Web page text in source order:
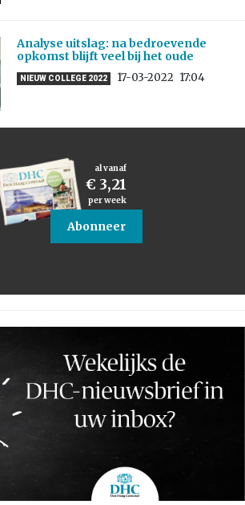
Analyse uitslag: na bedroevende
opkomst blijft veel bij het oude
NIEUW COLLEGE 2022 17-03-2022 17:04
al vanaf
€ 3,21
per week
Abonneer